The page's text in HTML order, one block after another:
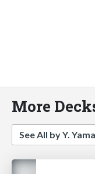
More
See All by Y.